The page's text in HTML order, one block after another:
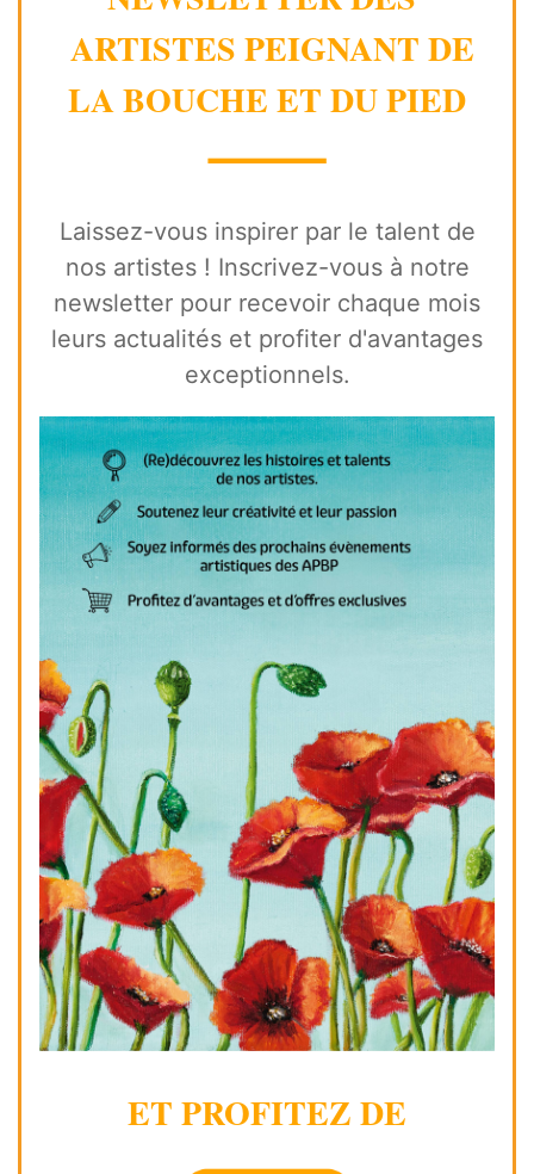
ARTISTES PEIGNANT DE
LA BOUCHE ET DU PIED
⸻
Laissez-vous inspirer par le talent de
nos artistes ! Inscrivez-vous à notre
newsletter pour recevoir chaque mois
leurs actualités et profiter d'avantages
exceptionnels.
ET PROFITEZ DE